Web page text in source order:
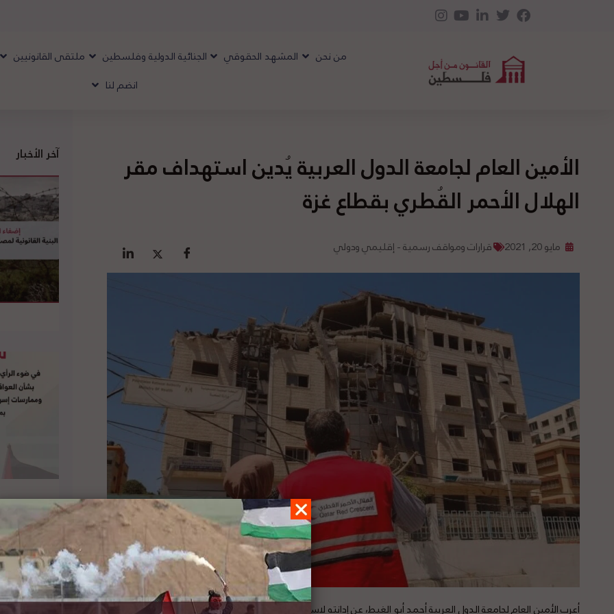
من نحن المشهد الحقوقي الجنائية الدولية وفلسطين ملتقى القانونيين
انضم لنا
الأمين العام لجامعة الدول العربية يُدين استهداف مقر
الهلال الأحمر القُطري بقطاع غزة
مايو 20, 2021 قرارات ومواقف رسمية - إقليمي ودولي
أعرب الأمين العام لجامعة الدول العربية أحمد أبو الغيط، عن إدانته لاستمرار القصف العشوائي الذي تقوم به قوات الاحتلال
آخر الأخبار